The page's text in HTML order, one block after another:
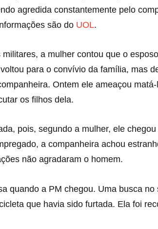
agredida constantemente pelo
são do UOL.
a mulher contou que o
para o convívio da família, mas
Ontem ele ameaçou
os filhos dela.
pois, segundo a mulher, ele
a companheira achou
não agradaram o homem.
quando a PM chegou. Uma busca
que havia sido furtada. Ela foi